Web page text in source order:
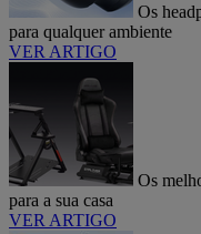
Os
para qualquer ambiente
VER ARTIGO
Os
para a sua casa
VER ARTIGO